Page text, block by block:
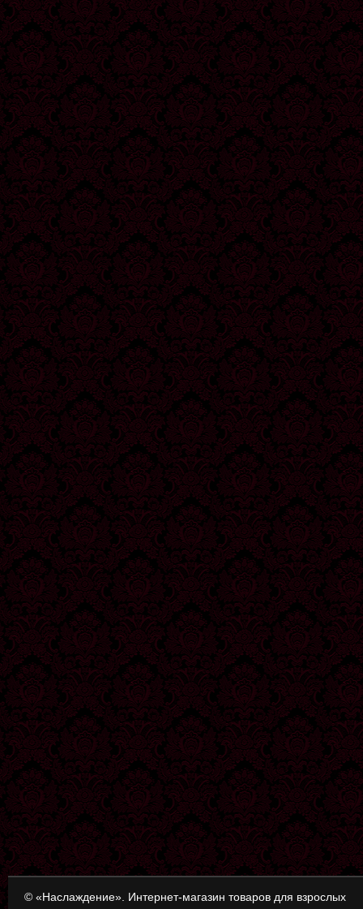
© «Наслаждение». Интернет-магазин товаров для взрослых